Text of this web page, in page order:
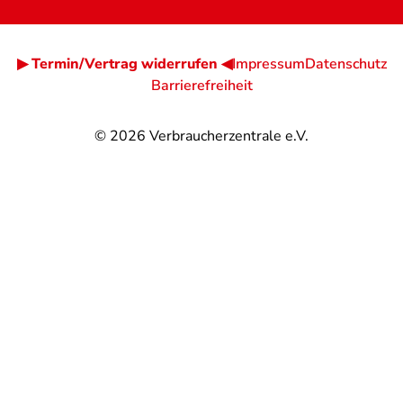
© 2026 Verbraucherzentrale e.V.
▶ Termin/Vertrag widerrufen ◀ImpressumDatenschutz
Barrierefreiheit